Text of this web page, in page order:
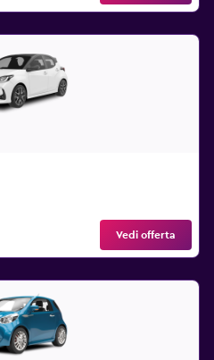
Vedi offerta